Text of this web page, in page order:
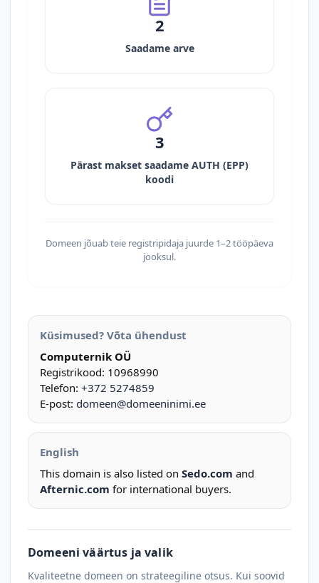
2
Saadame arve
3
Pärast makset saadame AUTH (EPP)
koodi
Domeen jõuab teie registripidaja juurde 1–2 tööpäeva
jooksul.
Küsimused? Võta ühendust
Computernik OÜ
Registrikood: 10968990
Telefon: +372 5274859
E-post: domeen@domeeninimi.ee
English
This domain is also listed on Sedo.com and
Afternic.com for international buyers.
Domeeni väärtus ja valik
Kvaliteetne domeen on strateegiline otsus. Kui soovid